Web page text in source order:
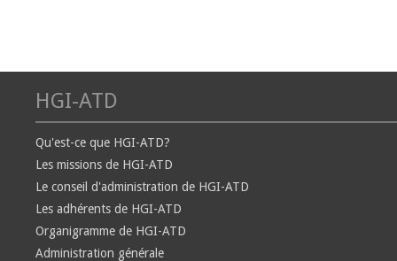
HGI-ATD
Qu'est-ce que HGI-ATD?
Les missions de HGI-ATD
Le conseil d'administration de HGI-ATD
Les adhérents de HGI-ATD
Organigramme de HGI-ATD
Administration générale